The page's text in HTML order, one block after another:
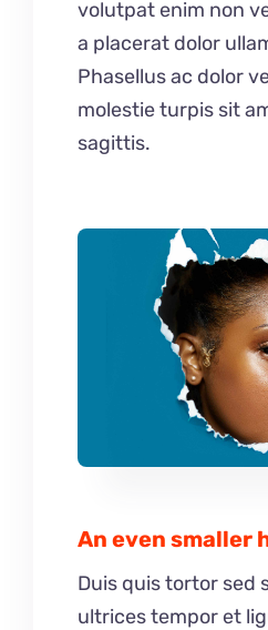
volutpat enim non
a placerat dolor
Phasellus ac dolor
molestie turpis sit
sagittis.
An even smaller
Duis quis tortor sed
ultrices tempor et